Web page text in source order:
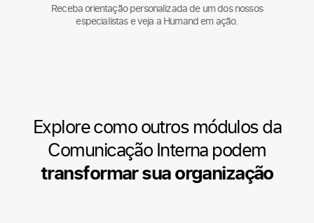
Receba orientação personalizada de um dos nossos
especialistas e veja a Humand em ação.
Explore como outros módulos da
Comunicação Interna podem
transformar sua organização